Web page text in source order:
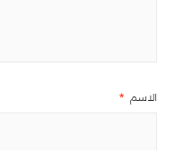
الاسم *